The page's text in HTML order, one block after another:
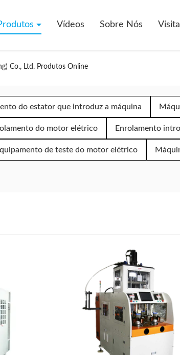
Vídeos Sobre Nós
Co., Ltd. Produtos Online
do estator que introduz a máquina
do motor elétrico Enrolamento
de teste do motor elétrico